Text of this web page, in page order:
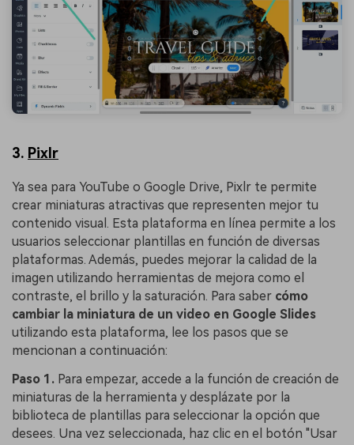
3. Pixlr
Ya sea para YouTube o Google Drive, Pixlr te permite
crear miniaturas atractivas que representen mejor tu
contenido visual. Esta plataforma en línea permite a los
usuarios seleccionar plantillas en función de diversas
plataformas. Además, puedes mejorar la calidad de la
imagen utilizando herramientas de mejora como el
contraste, el brillo y la saturación. Para saber cómo
cambiar la miniatura de un video en Google Slides
utilizando esta plataforma, lee los pasos que se
mencionan a continuación:
Paso 1. Para empezar, accede a la función de creación de
miniaturas de la herramienta y desplázate por la
biblioteca de plantillas para seleccionar la opción que
desees. Una vez seleccionada, haz clic en el botón "Usar